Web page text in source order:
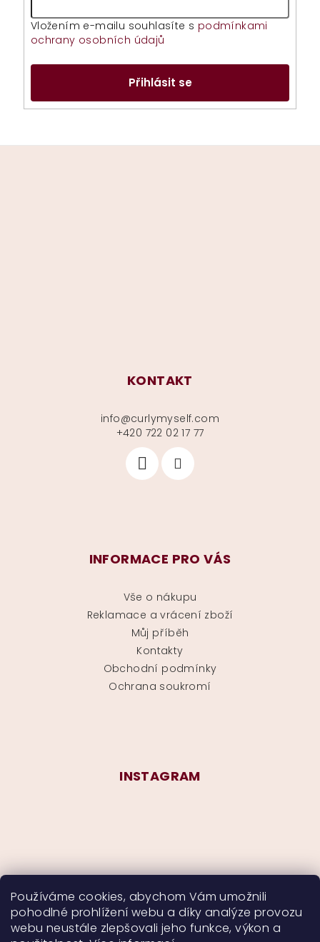
Používáme cookies, abychom Vám umožnili
pohodlné prohlížení webu a díky analýze provozu
webu neustále zlepšovali jeho funkce, výkon a
Vložením e-mailu souhlasíte s podmínkami
ochrany osobních údajů
Přihlásit se
KONTAKT
info@curlymyself.com
+420 722 02 17 77
INFORMACE PRO VÁS
Vše o nákupu
Reklamace a vrácení zboží
Můj příběh
Kontakty
Obchodní podmínky
Ochrana soukromí
INSTAGRAM
Sledovat na Instagramu